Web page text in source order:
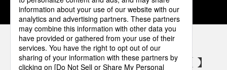
パナソニックの電気設備 SNSアカウント